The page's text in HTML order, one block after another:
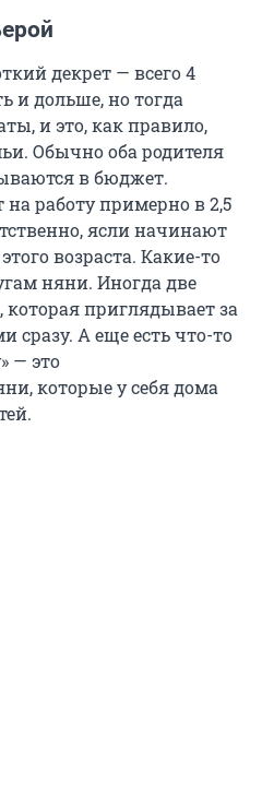
декрет — всего 4
и дольше, но тогда
и это, как правило,
Обычно оба родителя
в бюджет.
работу примерно в 2,5
ясли начинают
возраста. Какие-то
няни. Иногда две
приглядывает за
А еще есть что-то
— это
которые у себя дома